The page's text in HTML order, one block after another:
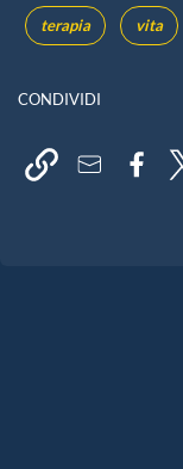
terapia vita
CONDIVIDI